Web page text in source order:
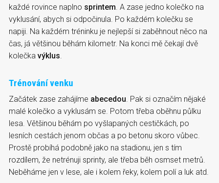
každé rovince naplno sprintem . A zase jedno kolečko na
vyklusání, abych si odpočinula. Po každém kolečku se
napiji. Na každém tréninku je nejlepší si zaběhnout něco na
čas, já většinou běhám kilometr. Na konci mě čekají dvě
kolečka výklus
Trénování venku
Začátek zase zahájíme abecedou . Pak si označím nějaké
malé kolečko a vyklusám se. Potom třeba oběhnu půlku
lesa. Většinou běhám po vyšlapaných cestičkách, po
lesních cestách jenom občas a po betonu skoro vůbec.
Prostě probíhá podobně jako na stadionu, jen s tím
rozdílem, že netrénuji sprinty, ale třeba běh osmset metrů.
Neběháme jen v lese, ale i kolem řeky, kolem polí a luk atd.